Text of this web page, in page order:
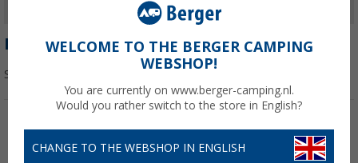
FILTER WEERGEVEN
ROTHENBERGER
Sorteren:
-20% -2%
WELCOME TO THE BERGER CAMPING
WEBSHOP!
You are currently on www.berger-camping.nl.
Would you rather switch to the store in English?
CHANGE TO THE WEBSHOP IN ENGLISH